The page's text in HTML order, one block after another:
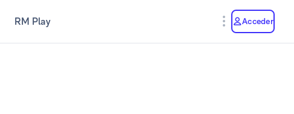
RM Play Acceder